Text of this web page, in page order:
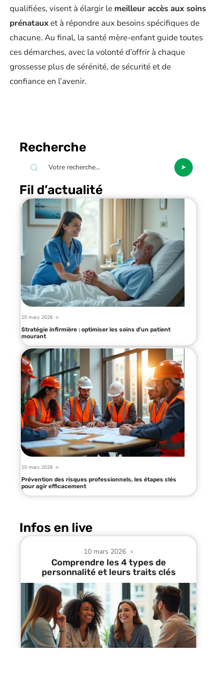
qualifiées, visent à élargir le meilleur accès aux soins
prénatauxet à répondre aux besoins spécifiques de
chacune. Au final, la santé mère-enfant guide toutes
ces démarches, avec la volonté d’offrir à chaque
grossesse plus de sérénité, de sécurité et de
confiance en l’avenir.
Recherche
Fil d’actualité
10 mars 2026
Stratégie infirmière : optimiser les soins d’un patient
mourant
10 mars 2026
Prévention des risques professionnels, les étapes clés
pour agir efficacement
Infos en live
10 mars 2026
Comprendre les 4 types de
personnalité et leurs traits clés